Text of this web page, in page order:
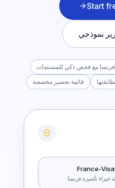
Start
نموذجي
مع فحص ذكي للمستندات
قائمة تحضير مخصصة
تأشيرة فرنسا